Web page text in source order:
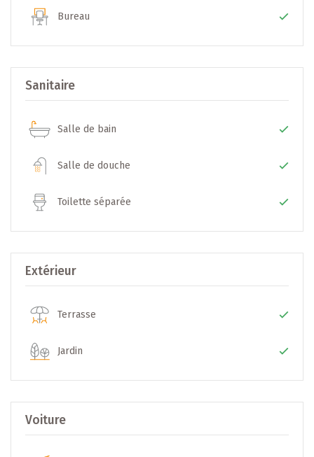
- Deux salles de bains avec douche, baignoire et WC
- Une salle de douche
- Un emplacement de parking intérieur
- Chauffage au sol
- Triple vitrage
- Placards et dressing sur mesure
- Cuisine de marque LEICHT
- Finitions soignées
- Sanitaires de très haut standing
Bureau
Sanitaire
Salle de bain
Salle de douche
Toilette séparée
Extérieur
Terrasse
Jardin
Voiture